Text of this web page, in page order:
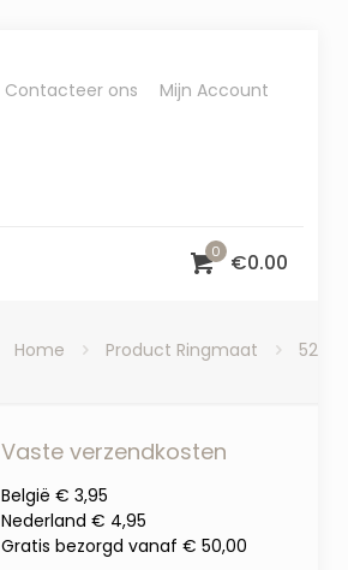
Contacteer ons Mijn Account
0 €0.00
Home Product Ringmaat 52
Vaste verzendkosten
België € 3,95
Nederland € 4,95
Gratis bezorgd vanaf € 50,00